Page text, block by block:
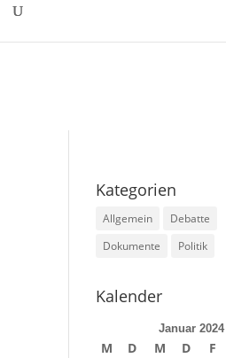
Kategorien
Allgemein
Debatte
Dokumente
Politik
Kalender
Januar 2024
M D M D F